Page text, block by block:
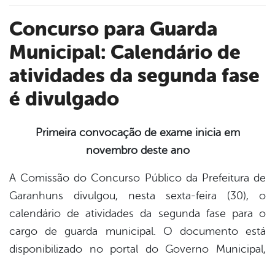
Concurso para Guarda
Municipal: Calendário de
atividades da segunda fase
é divulgado
Primeira convocação de exame inicia em
novembro deste ano
A Comissão do Concurso Público da Prefeitura de
Garanhuns divulgou, nesta sexta-feira (30), o
calendário de atividades da segunda fase para o
cargo de guarda municipal. O documento está
disponibilizado no portal do Governo Municipal,